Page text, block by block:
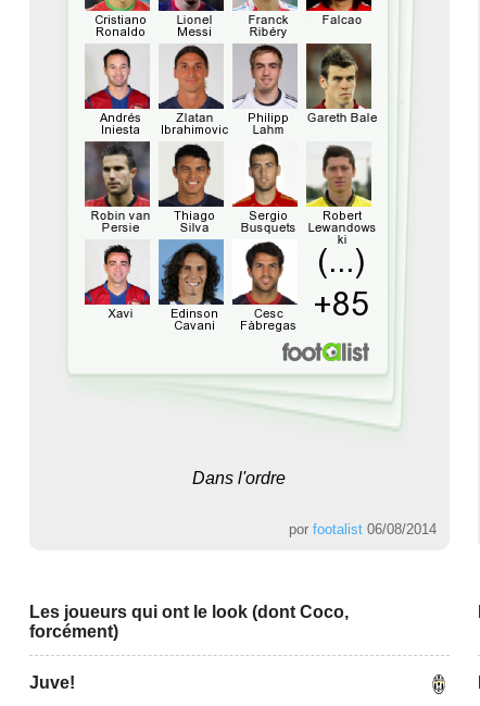
Dans l'ordre
porfootalist 06/08/2014
Les joueurs qui ont le look (dont Coco,
forcément)
Juve!